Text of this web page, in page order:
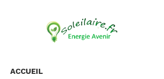
ACCUEIL
ONDULEUR HYBRIDE OU MICRO-